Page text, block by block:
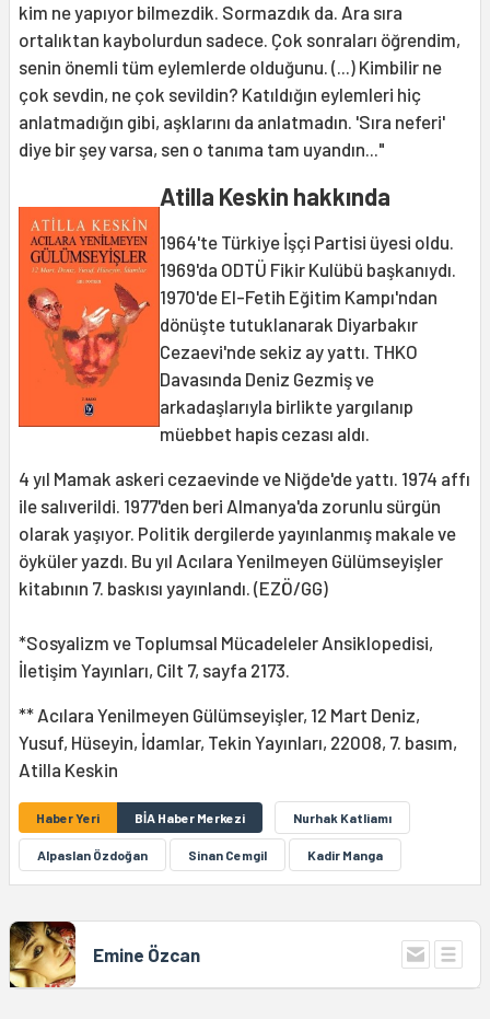
kim ne yapıyor bilmezdik. Sormazdık da. Ara sıra
ortalıktan kaybolurdun sadece. Çok sonraları öğrendim,
senin önemli tüm eylemlerde olduğunu. (...) Kimbilir ne
çok sevdin, ne çok sevildin? Katıldığın eylemleri hiç
anlatmadığın gibi, aşklarını da anlatmadın. 'Sıra neferi'
diye bir şey varsa, sen o tanıma tam uyandın..."
Atilla Keskin hakkında
1964'te Türkiye İşçi Partisi üyesi oldu.
1969'da ODTÜ Fikir Kulübü başkanıydı.
1970'de El-Fetih Eğitim Kampı'ndan
dönüşte tutuklanarak Diyarbakır
Cezaevi'nde sekiz ay yattı. THKO
Davasında Deniz Gezmiş ve
arkadaşlarıyla birlikte yargılanıp
müebbet hapis cezası aldı.
4 yıl Mamak askeri cezaevinde ve Niğde'de yattı. 1974 affı
ile salıverildi. 1977'den beri Almanya'da zorunlu sürgün
olarak yaşıyor. Politik dergilerde yayınlanmış makale ve
öyküler yazdı. Bu yıl Acılara Yenilmeyen Gülümseyişler
kitabının 7. baskısı yayınlandı. (EZÖ/GG)
*Sosyalizm ve Toplumsal Mücadeleler Ansiklopedisi,
İletişim Yayınları, Cilt 7, sayfa 2173.
** Acılara Yenilmeyen Gülümseyişler, 12 Mart Deniz,
Yusuf, Hüseyin, İdamlar, Tekin Yayınları, 22008, 7. basım,
Atilla Keskin
Haber Yeri BİA Haber Merkezi Nurhak Katliamı
Alpaslan Özdoğan Sinan Cemgil Kadir Manga
Emine Özcan